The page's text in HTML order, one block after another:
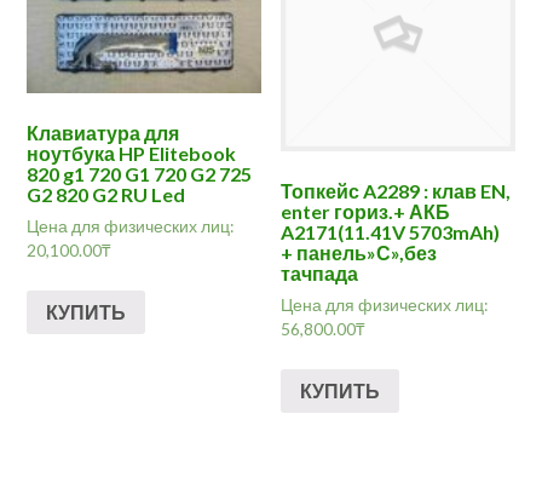
Клавиатура для
ноутбука HP Elitebook
820 g1 720 G1 720 G2 725
G2 820 G2 RU Led
Цена для физических лиц:
20,100.00₸
КУПИТЬ
Топкейс A2289 : клав EN,
enter гориз.+ АКБ
A2171(11.41V 5703mAh)
+ панель»С»,без
тачпада
Цена для физических лиц:
56,800.00₸
КУПИТЬ